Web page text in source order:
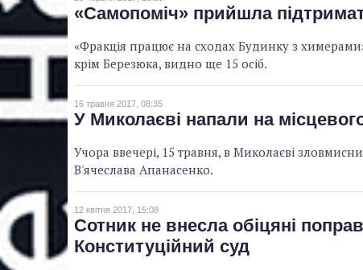
«Самопоміч» прийшла
«Фракція працює на сходах Будинку з
крім Березюка, видно ще 15 осіб.
16 травня 2017, 08:35
У Миколаєві напали на
Учора ввечері, 15 травня, в Миколаєві
В'ячеслава Апанасенко.
12 квітня 2017, 15:08
Сотник не внесла обіцяні
Конституційний суд